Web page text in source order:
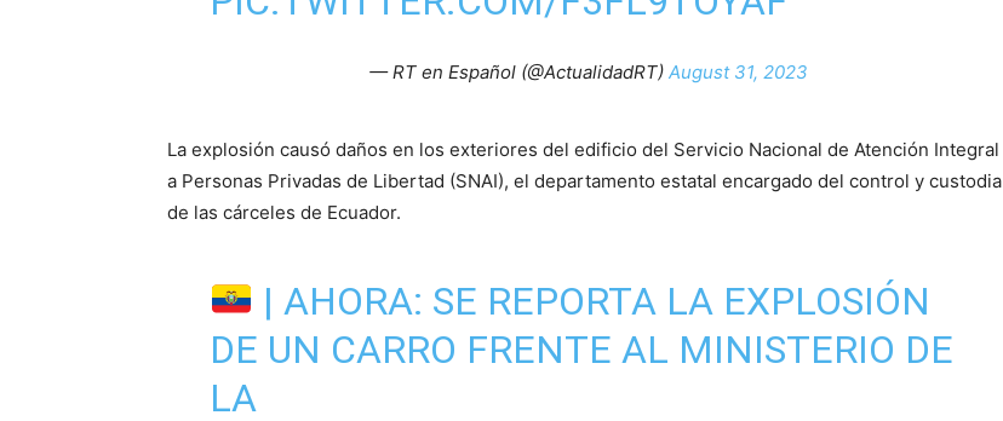
— RT en Español (@ActualidadRT) August 31, 2023
La explosión causó daños en los exteriores del edificio del Servicio Nacional de Atención Integral
a Personas Privadas de Libertad (SNAI), el departamento estatal encargado del control y custodia
de las cárceles de Ecuador.
| AHORA: SE REPORTA LA EXPLOSIÓN
DE UN CARRO FRENTE AL MINISTERIO DE
LA